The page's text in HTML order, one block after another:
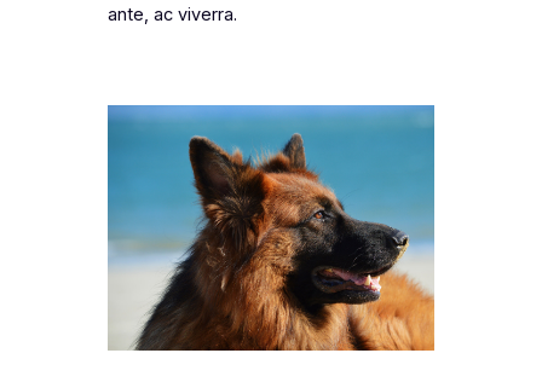
ante, ac viverra.